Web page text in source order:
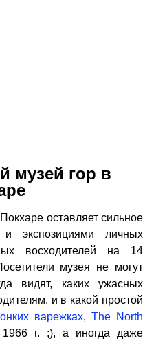
музей гор в
оставляет сильное
и экспозициями личных
восходителей на 14
музея не могут
видят, каких ужасных
и в какой простой
варежках, The North
г. ;), а иногда даже